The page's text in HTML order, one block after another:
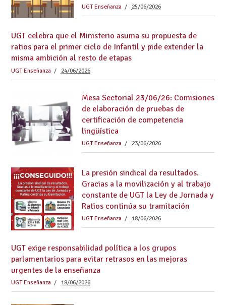
UGT Enseñanza 25/06/2026
UGT celebra que el Ministerio asuma su propuesta de
ratios para el primer ciclo de Infantil y pide extender la
misma ambición al resto de etapas
UGT Enseñanza 24/06/2026
Mesa Sectorial 23/06/26: Comisiones
de elaboración de pruebas de
certificación de competencia
lingüística
UGT Enseñanza 23/06/2026
La presión sindical da resultados.
Gracias a la movilización y al trabajo
constante de UGT la Ley de Jornada y
Ratios continúa su tramitación
UGT Enseñanza 18/06/2026
UGT exige responsabilidad política a los grupos
parlamentarios para evitar retrasos en las mejoras
urgentes de la enseñanza
UGT Enseñanza 18/06/2026